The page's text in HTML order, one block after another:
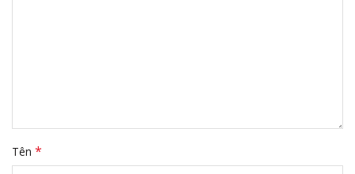
Tên *